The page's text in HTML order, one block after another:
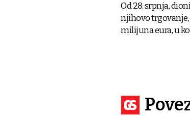
Od 28. srpnja,
njihovo trgovanje,
milijuna eura, u